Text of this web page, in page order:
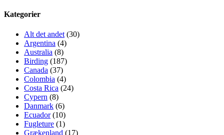
Kategorier
Alt det andet (30)
Argentina (4)
Australia (8)
Birding (187)
Canada (37)
Colombia (4)
Costa Rica (24)
Cypern (8)
Danmark (6)
Ecuador(10)
Fugleture (1)
Grækenland (17)